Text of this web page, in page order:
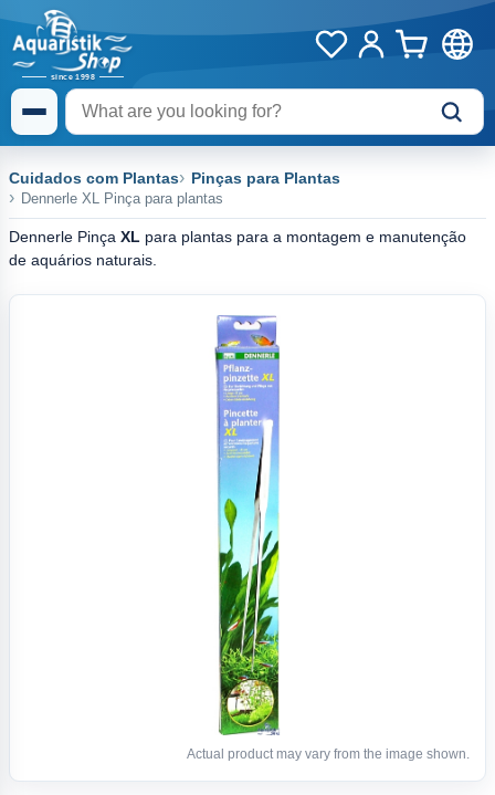
Cuidados com Plantas Pinças para Plantas
Dennerle XL Pinça para plantas
Dennerle Pinça XL para plantas para a montagem e manutenção
de aquários naturais.
Actual product may vary from the image shown.